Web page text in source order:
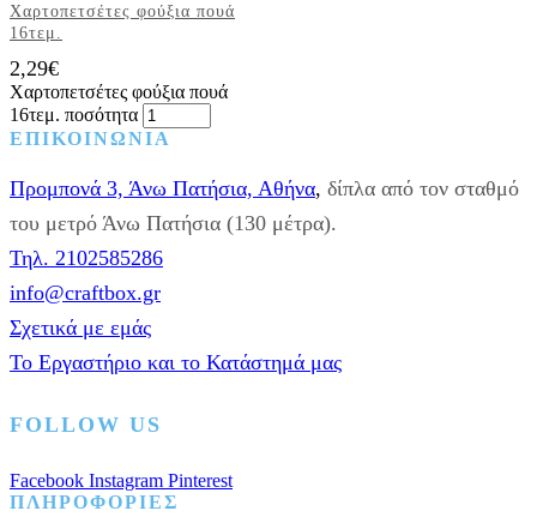
Χαρτοπετσέτες φούξια πουά
16τεμ.
2,29€
Χαρτοπετσέτες φούξια πουά
16τεμ. ποσότητα
ΕΠΙΚΟΙΝΩΝΙΑ
Προμπονά 3, Άνω Πατήσια, Αθήνα, δίπλα από τον σταθμό
του μετρό Άνω Πατήσια (130 μέτρα).
Τηλ. 2102585286
info@craftbox.gr
Σχετικά με εμάς
Το Εργαστήριο και το Κατάστημά μας
FOLLOW US
Facebook Instagram Pinterest
ΠΛΗΡΟΦΟΡΙΕΣ